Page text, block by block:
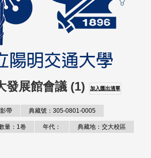
發展館會議 (1) 加入匯出清單
帶 典藏號：305-0801-0005
量：1卷 年代： 典藏地：交大校區